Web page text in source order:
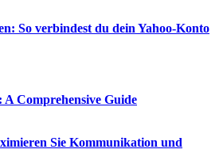
So verbindest du dein Yahoo-Konto
A Comprehensive Guide
Sie Kommunikation und